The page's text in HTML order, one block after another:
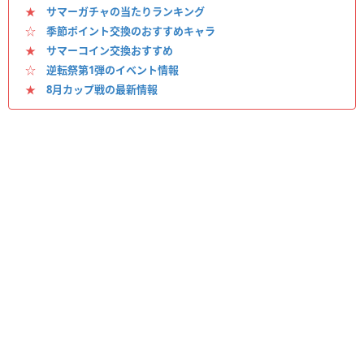
★ サマーガチャの当たりランキング
☆ 季節ポイント交換のおすすめキャラ
★ サマーコイン交換おすすめ
☆ 逆転祭第1弾のイベント情報
★ 8月カップ戦の最新情報